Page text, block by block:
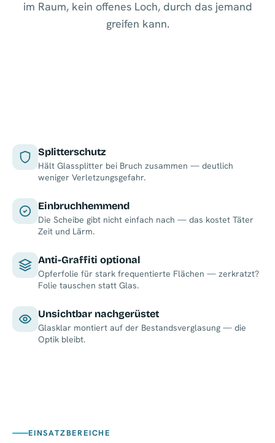
im Raum, kein offenes Loch, durch das jemand
greifen kann.
Splitterschutz
Hält Glassplitter bei Bruch zusammen — deutlich
weniger Verletzungsgefahr.
Einbruchhemmend
Die Scheibe gibt nicht einfach nach — das kostet Täter
Zeit und Lärm.
Anti-Graffiti optional
Opferfolie für stark frequentierte Flächen — zerkratzt?
Folie tauschen statt Glas.
Unsichtbar nachgerüstet
Glasklar montiert auf der Bestandsverglasung — die
Optik bleibt.
EINSATZBEREICHE